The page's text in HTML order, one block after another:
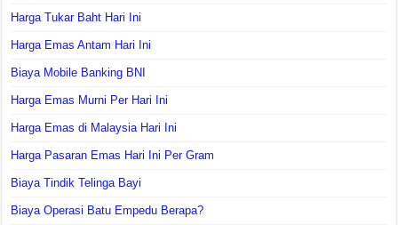
Harga Tukar Baht Hari Ini
Harga Emas Antam Hari Ini
Biaya Mobile Banking BNI
Harga Emas Murni Per Hari Ini
Harga Emas di Malaysia Hari Ini
Harga Pasaran Emas Hari Ini Per Gram
Biaya Tindik Telinga Bayi
Biaya Operasi Batu Empedu Berapa?